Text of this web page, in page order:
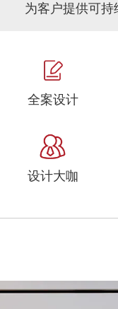
为客户提供可
全案设计
设计大咖